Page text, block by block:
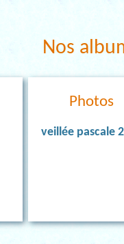
Nos
Photos
veillée pascale